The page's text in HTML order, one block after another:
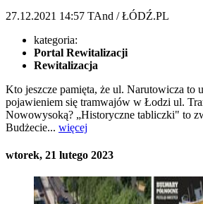
27.12.2021 14:57 TAnd / ŁÓDŹ.PL
kategoria:
Portal Rewitalizacji
Rewitalizacja
Kto jeszcze pamięta, że ul. Narutowicza to
pojawieniem się tramwajów w Łodzi ul.
Nowowysoką? „Historyczne tabliczki" to
Budżecie... więcej
wtorek, 21 lutego 2023